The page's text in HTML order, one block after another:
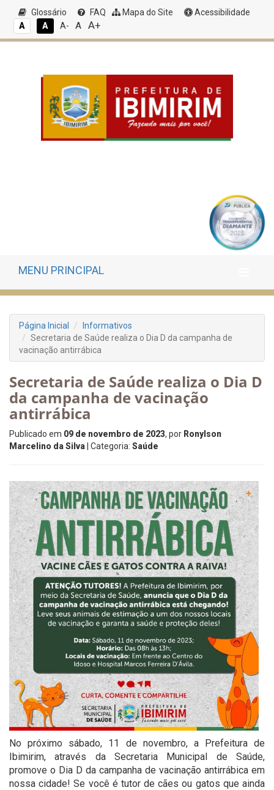
Glossário FAQ Mapa do Site
Acessibilidade
A
A A- A A+
MENU PRINCIPAL
Página Inicial
Informativos
Secretaria de Saúde realiza o Dia D da campanha de
vacinação antirrábica
Secretaria de Saúde realiza o Dia D
da campanha de vacinação
antirrábica
Publicado em 09 de novembro de 2023, por Ronylson
Marcelino da Silva | Categoria: Saúde
No próximo sábado, 11 de novembro, a Prefeitura de
Ibimirim, através da Secretaria Municipal de Saúde,
promove o Dia D da campanha de vacinação antirrábica em
nossa cidade! Se você é tutor de cães ou gatos que ainda